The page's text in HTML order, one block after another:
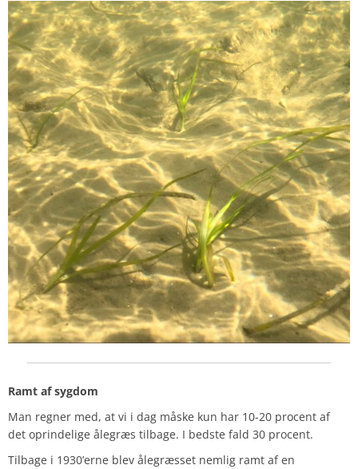
Ramt af sygdom
Man regner med, at vi i dag måske kun har 10-20 procent af
det oprindelige ålegræs tilbage. I bedste fald 30 procent.
Tilbage i 1930’erne blev ålegræsset nemlig ramt af en